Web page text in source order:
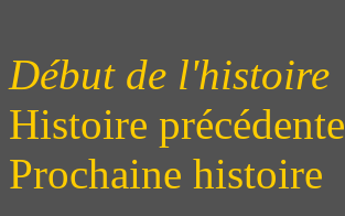
Début de l'histoire
Histoire précédente
Prochaine histoire